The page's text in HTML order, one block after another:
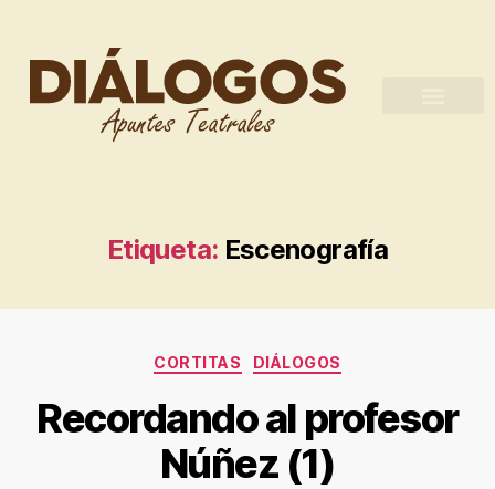
Etiqueta: Escenografía
CORTITAS DIÁLOGOS
Recordando al profesor
Núñez (1)